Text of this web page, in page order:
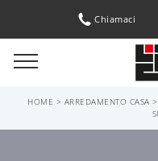
Chiamaci
HOME > ARREDAMENTO CASA >